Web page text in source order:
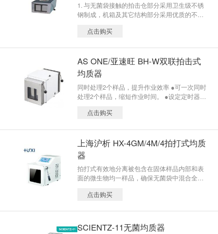
1. 与无菌袋接触的拍击仓部分采用卫生级不锈
钢制成，机箱及其它结构部分采用优质的不锈
成，表面涂覆进口高强度、高耐腐特制涂料。
带视窗的安全门便于观察并确保操作安全，另
外还可方便地掀起便于清洗。 4. 机箱后部的旋
钮可以调节拍击板与安全门之间的距离，以适
应不同的破碎要求。（旋钮每旋转一周间距可
增加/减少1mm） 5. 带有接液盘以防样品袋破裂
点击购买
AS ONE/亚速旺 BH-W双联拍击式
均质器
同时处理2个样品，提升作业效率 ●可一次同时
处理2个样品，缩短作业时间。 ●设定定时器
拌棒的间隔可进行5级调整。（搅拌棒间隔约20
点击购买
上海沪析 HX-4GM/4M/4拍打式均质
器
拍打式有效地分离被包含在固体样品内部和表
面的微生物均一样品，确保无菌袋中混合全部
和分析，没有样品的变化和交叉污染的危险。
鱼、蔬菜、水果、饼干等。
点击购买
SCIENTZ-11无菌均质器